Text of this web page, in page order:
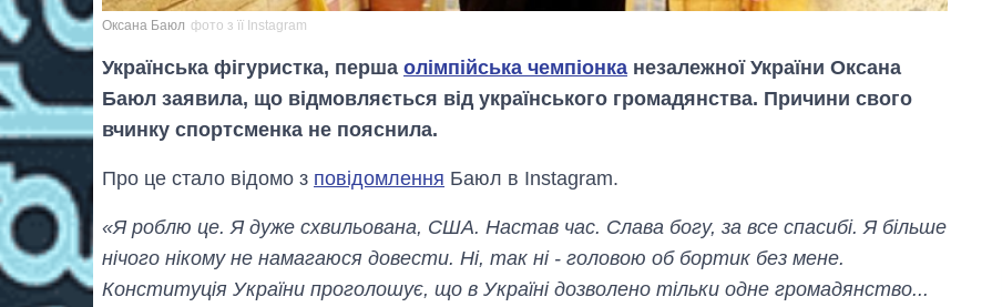
Оксана Баюл фото з її Instagram
Українська фігуристка, перша олімпійська чемпіонка незалежної України Оксана
Баюл заявила, що відмовляється від українського громадянства. Причини свого
вчинку спортсменка не пояснила.
Про це стало відомо з повідомлення Баюл в Instagram.
«Я роблю це. Я дуже схвильована, США. Настав час. Слава богу, за все спасибі. Я більше
нічого нікому не намагаюся довести. Ні, так ні - головою об бортик без мене.
Конституція України проголошує, що в Україні дозволено тільки одне громадянство...